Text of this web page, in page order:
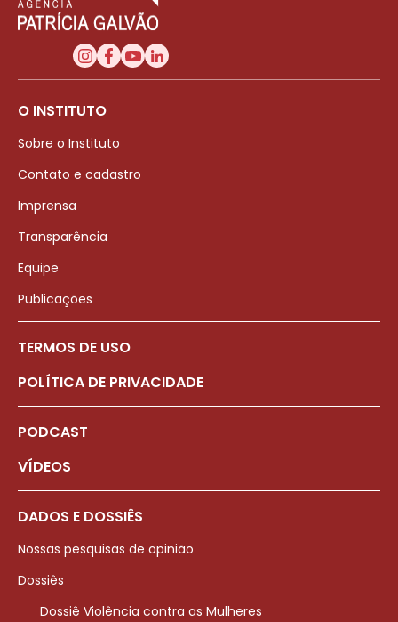
O INSTITUTO
Sobre o Instituto
Contato e cadastro
Imprensa
Transparência
Equipe
Publicações
TERMOS DE USO
POLÍTICA DE PRIVACIDADE
PODCAST
VÍDEOS
DADOS E DOSSIÊS
Nossas pesquisas de opinião
Dossiês
Dossiê Violência contra as Mulheres